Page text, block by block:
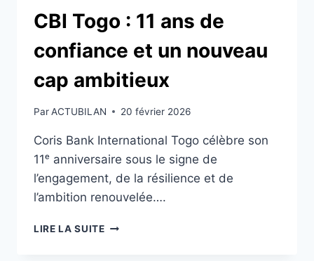
CBI Togo : 11 ans de
confiance et un nouveau
cap ambitieux
ParACTUBILAN 20 février 2026
Coris Bank International Togo célèbre son
11ᵉ anniversaire sous le signe de
l’engagement, de la résilience et de
l’ambition renouvelée….
LIRE LA SUITECBI